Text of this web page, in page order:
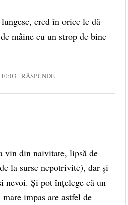
cred în orice le dă
mâine cu un strop de bine
RĂSPUNDE
vin din naivitate, lipsă de
la surse nepotrivite), dar și
nevoi. Și pot înțelege că un
impas are astfel de